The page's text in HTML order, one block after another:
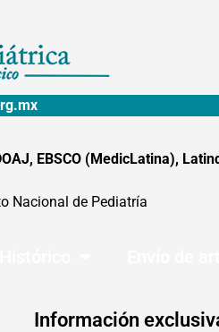
EBSCO (MedicLatina),
Nacional de Pediatría
Información